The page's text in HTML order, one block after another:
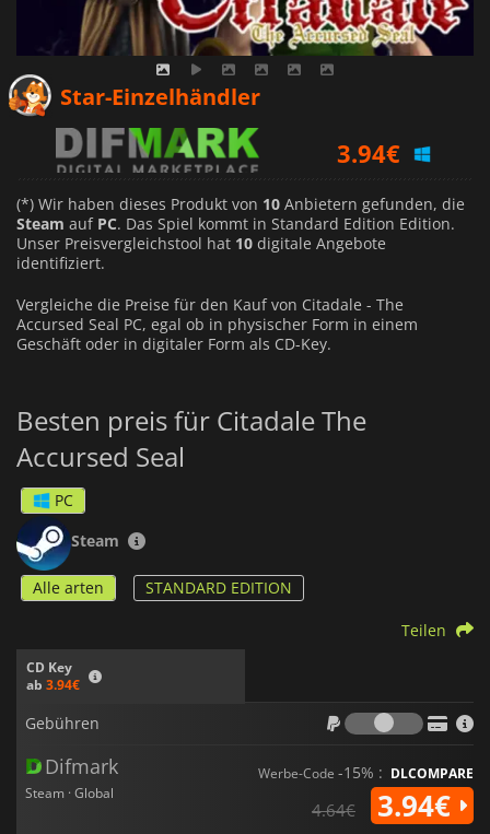
Star-Einzelhändler
3.94€
4.03€
(*) Wir haben dieses Produkt von 10 Anbietern gefunden, die
Steam auf PC. Das Spiel kommt in Standard Edition Edition.
Unser Preisvergleichstool hat 10 digitale Angebote
identifiziert.
Vergleiche die Preise für den Kauf von Citadale - The
Accursed Seal PC, egal ob in physischer Form in einem
Geschäft oder in digitaler Form als CD-Key.
Besten preis für Citadale The
Accursed Seal
PC
Steam
Alle arten STANDARD EDITION
CD Key
ab 3.94€
Teilen
Gebühren
Difmark
Steam · Global
Werbe-Code -15% : DLCOMPARE
4.64€ 3.94€